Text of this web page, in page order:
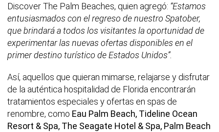
Discover The Palm Beaches, quien agregó: “Estamos
entusiasmados con el regreso de nuestro Spatober,
que brindará a todos los visitantes la oportunidad de
experimentar las nuevas ofertas disponibles en el
primer destino turístico de Estados Unidos”.
Así, aquellos que quieran mimarse, relajarse y disfrutar
de la auténtica hospitalidad de Florida encontrarán
tratamientos especiales y ofertas en spas de
renombre, como Eau Palm Beach, Tideline Ocean
Resort & Spa, The Seagate Hotel & Spa, Palm Beach